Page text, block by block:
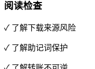
阅读检查
✓ 了解下载来源风险
✓ 了解助记词保护